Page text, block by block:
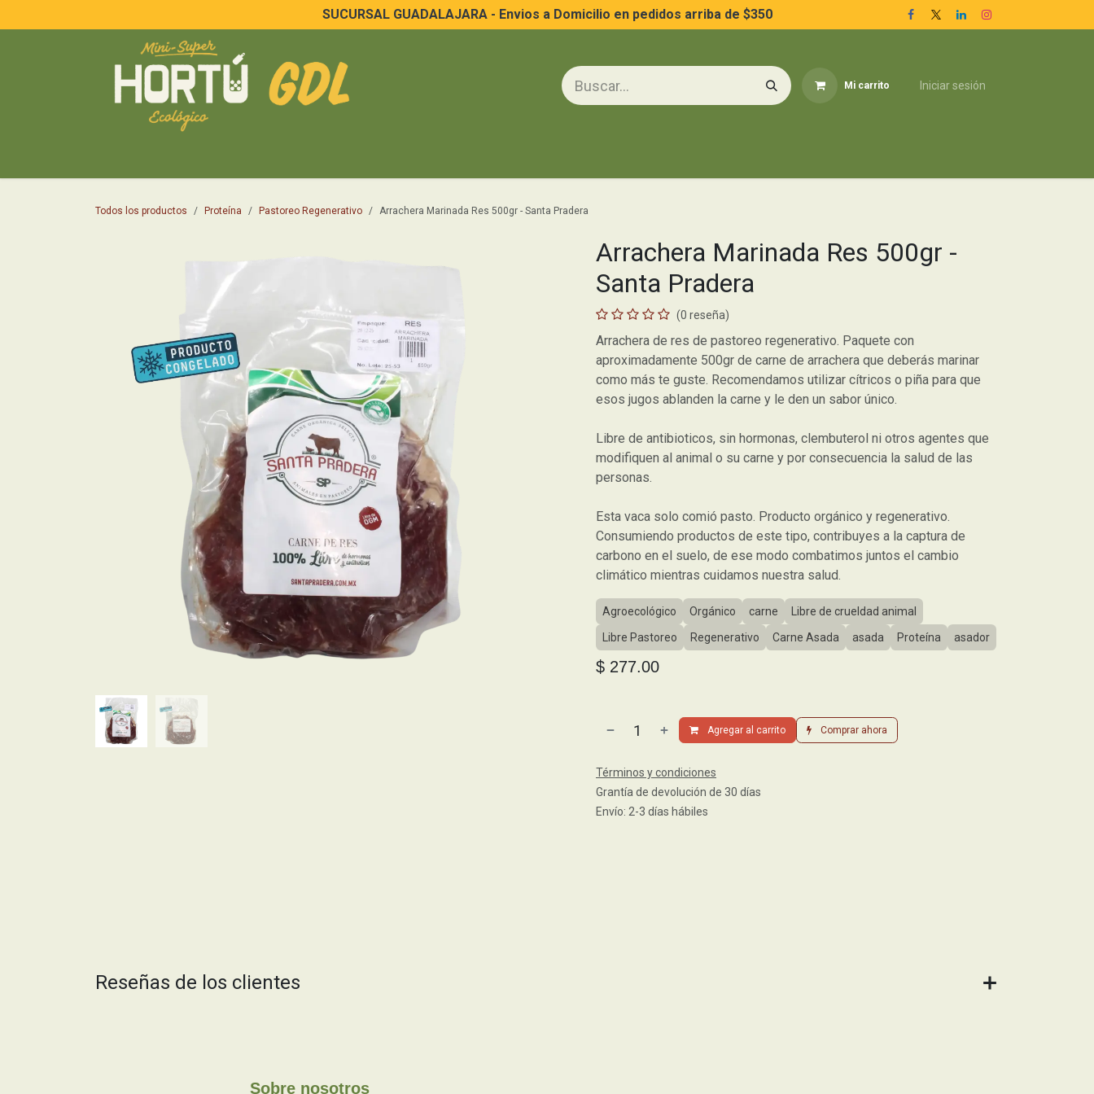
SUCURSAL GUADALAJARA - Envios a Domicilio en pedidos arriba de $350
Mi carrito Iniciar sesión
Todos los productos Proteína Pastoreo Regenerativo Arrachera Marinada Res 500gr - Santa Pradera
Arrachera Marinada Res 500gr -
Santa Pradera
(0 reseña)
Arrachera de res de pastoreo regenerativo. Paquete con
aproximadamente 500gr de carne de arrachera que deberás marinar
como más te guste. Recomendamos utilizar cítricos o piña para que
esos jugos ablanden la carne y le den un sabor único.
Libre de antibioticos, sin hormonas, clembuterol ni otros agentes que
modifiquen al animal o su carne y por consecuencia la salud de las
personas.
Esta vaca solo comió pasto. Producto orgánico y regenerativo.
Consumiendo productos de este tipo, contribuyes a la captura de
carbono en el suelo, de ese modo combatimos juntos el cambio
climático mientras cuidamos nuestra salud.
Agroecológico Orgánico carne
Libre de crueldad animal
Libre Pastoreo
Regenerativo Carne Asada asada Proteína asador
$ 277.00
Agregar al carrito Comprar ahora
Términos y condiciones
Grantía de devolución de 30 días
Envío: 2-3 días hábiles
Reseñas de los clientes
Sobre nosotros